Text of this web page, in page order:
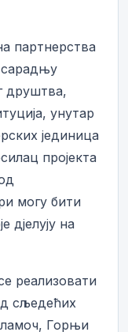
партнерства
сарадњу
друштва,
унутар
јединица
пројекта
могу бити
дјелују на
реализовати
сљедећих
Горњи